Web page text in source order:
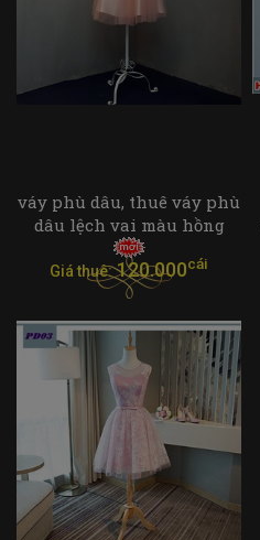
váy phù dâu, thuê váy phù
dâu lệch vai màu hồng
Giá thuê:120.000cái